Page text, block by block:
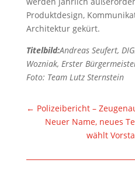
Produktdesign,
Architektur gekürt.
Titelbild:Andreas Seufert,
Wozniak, Erster
Foto: Team Lutz Sternstein
← Polizeibericht –
Neuer Name, neues
wählt